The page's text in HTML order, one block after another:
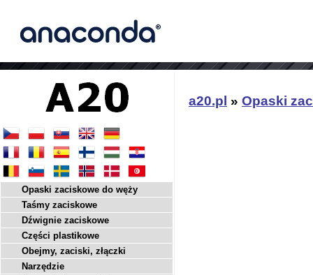
a20.pl » Opaski
Opaski zaciskowe do węży
Taśmy zaciskowe
Dźwignie zaciskowe
Części plastikowe
Obejmy, zaciski, złączki
Narzędzie